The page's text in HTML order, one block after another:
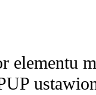
elementu